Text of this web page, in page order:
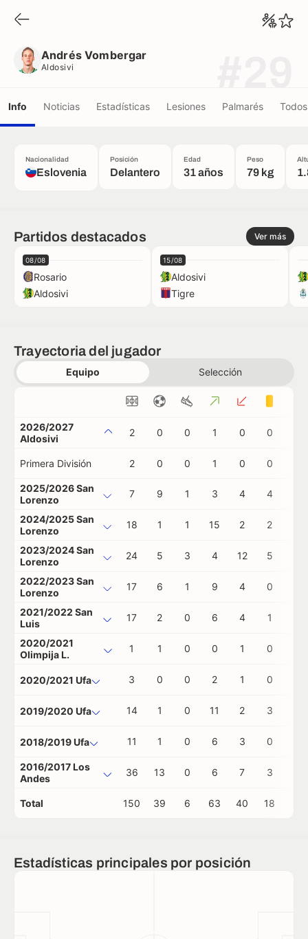
Andrés Vombergar
Aldosivi
Info Noticias Estadísticas Lesiones Palmarés
Nacionalidad
Eslovenia
Posición
Delantero
Edad
31 años
Peso
79 kg
Partidos destacados Ver más
08/08
Rosario
Aldosivi
15/08
Aldosivi
Tigre
Trayectoria del jugador
Equipo Selección
2026/2027
Aldosivi
2 0 0 1 0 0
Primera División 2 0 0 1 0 0
2025/2026 San
Lorenzo
7 9 1 3 4 4
2024/2025 San
Lorenzo
18 1 1 15 2 2
2023/2024 San
Lorenzo
24 5 3 4 12 5
2022/2023 San
Lorenzo
17 6 1 9 4 0
2021/2022 San
Luis
17 2 0 6 4 1
2020/2021
Olimpija L.
1 1 0 0 1 0
2020/2021 Ufa 3 0 0 2 1 0
2019/2020 Ufa 14 1 0 11 2 3
2018/2019 Ufa 11 1 0 6 3 0
2016/2017 Los
Andes
36 13 0 6 7 3
Total 150 39 6 63 40 18
Estadísticas principales por posición